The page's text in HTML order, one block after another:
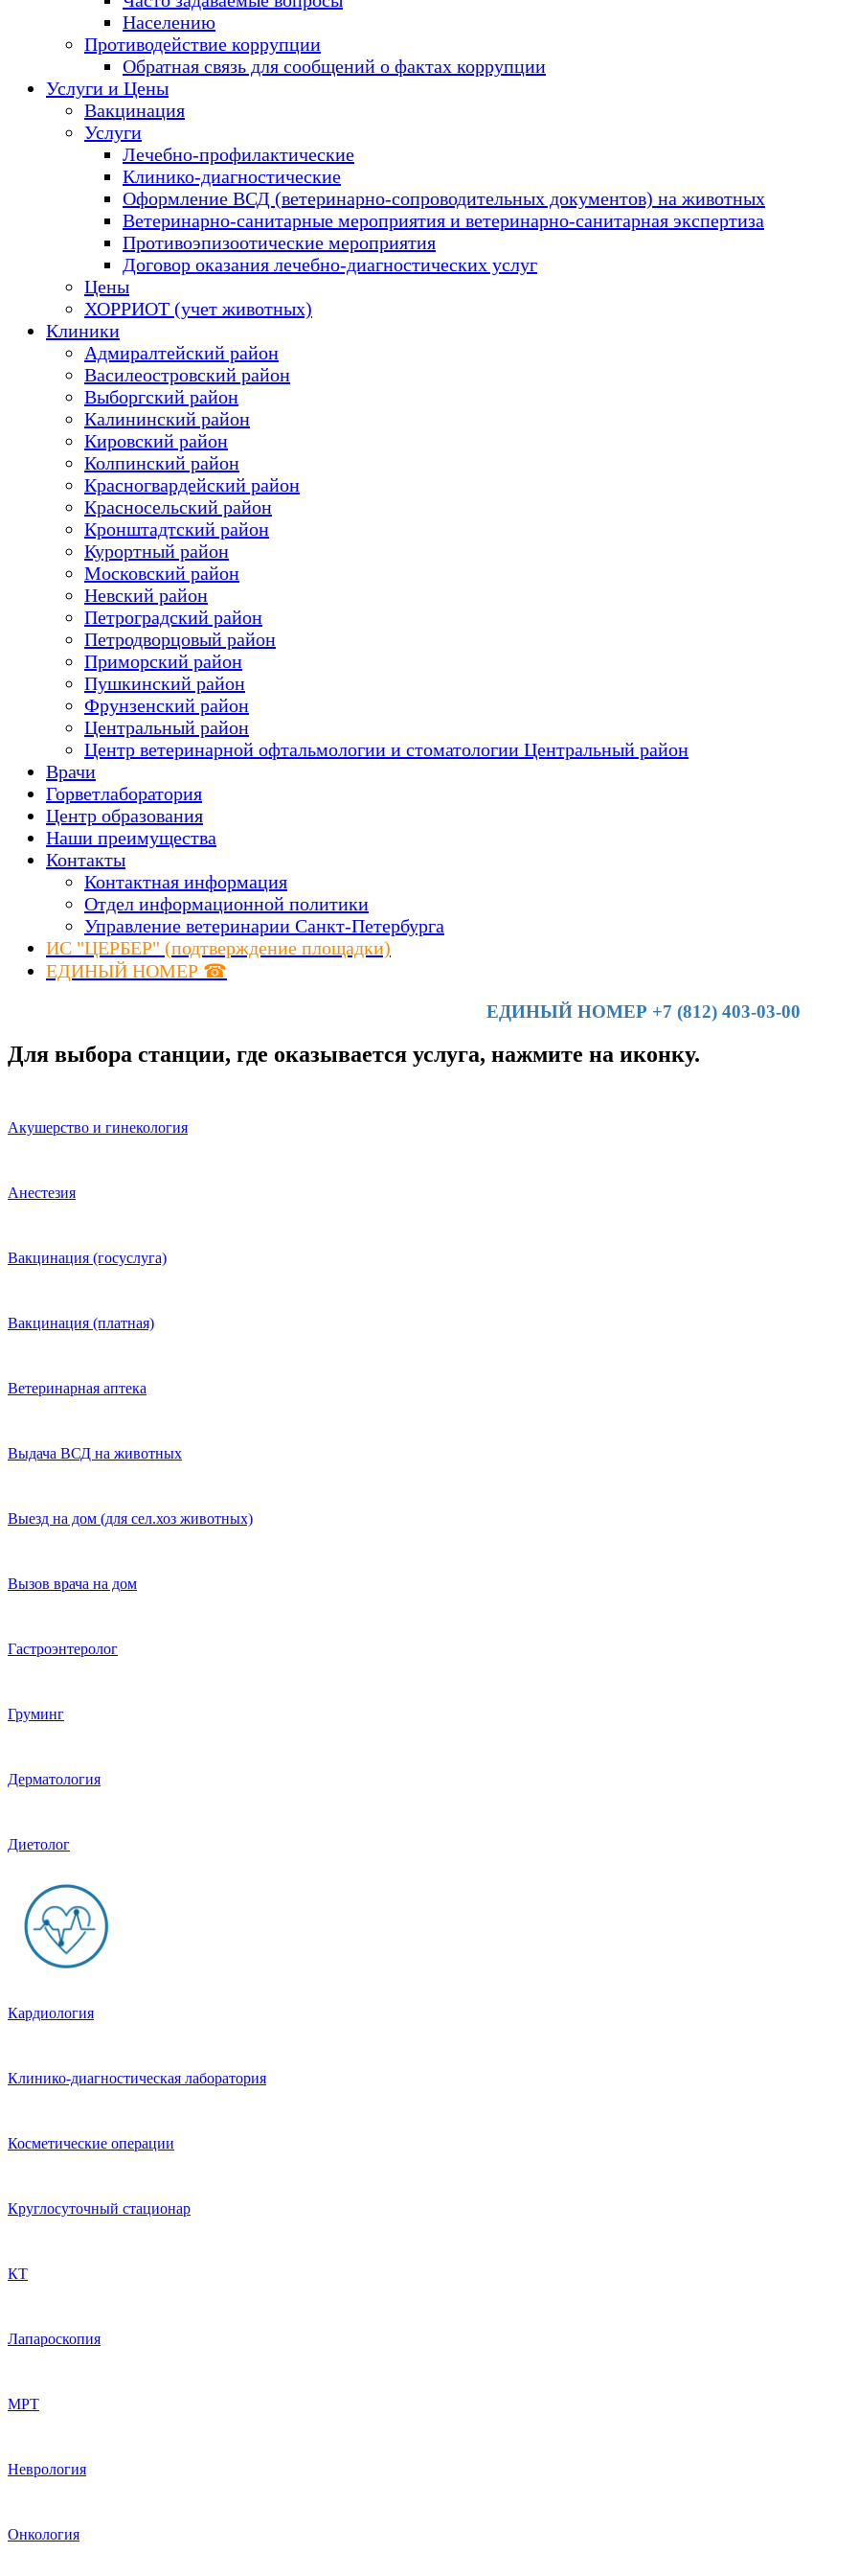
Населению
Противодействие коррупции
Обратная связь для сообщений о фактах коррупции
Услуги и Цены
Вакцинация
Услуги
Лечебно-профилактические
Клинико-диагностические
Оформление ВСД (ветеринарно-сопроводительных документов) на животных
Ветеринарно-санитарные мероприятия и ветеринарно-санитарная экспертиза
Противоэпизоотические мероприятия
Договор оказания лечебно-диагностических услуг
Цены
ХОРРИОТ (учет животных)
Клиники
Адмиралтейский район
Василеостровский район
Выборгский район
Калининский район
Кировский район
Колпинский район
Красногвардейский район
Красносельский район
Кронштадтский район
Курортный район
Московский район
Невский район
Петроградский район
Петродворцовый район
Приморский район
Пушкинский район
Фрунзенский район
Цeнтральный район
Центр ветеринарной офтальмологии и стоматологии Центральный район
Врачи
Горветлаборатория
Центр образования
Наши преимущества
Контакты
Контактная информация
Отдел информационной политики
Управление ветеринарии Санкт-Петербурга
ИС "ЦЕРБЕР" (подтверждение площадки)
ЕДИНЫЙ НОМЕР ☎
ЕДИНЫЙ НОМЕР +7 (812) 403-03-00
Для выбора станции, где оказывается услуга, нажмите на иконку.
Акушерство и гинекология
Анестезия
Вакцинация (госуслуга)
Вакцинация (платная)
Ветеринарная аптека
Выдача ВСД на животных
Выезд на дом (для сел.хоз животных)
Вызов врача на дом
Гастроэнтеролог
Груминг
Дерматология
Диетолог
Кардиология
Клинико-диагностическая лаборатория
Косметические операции
Круглосуточный стационар
КТ
Лапароскопия
МРТ
Неврология
Онкология